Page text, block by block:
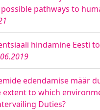
pathways to
hindamine Eesti
edendamise määr
extent to which
Duties?